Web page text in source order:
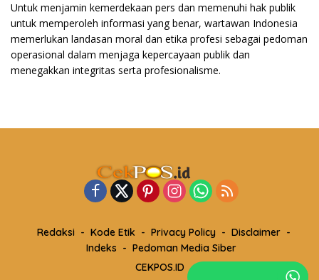
Untuk menjamin kemerdekaan pers dan memenuhi hak publik
untuk memperoleh informasi yang benar, wartawan Indonesia
memerlukan landasan moral dan etika profesi sebagai pedoman
operasional dalam menjaga kepercayaan publik dan
menegakkan integritas serta profesionalisme.
Redaksi Kode Etik Privacy Policy
Disclaimer
Indeks
Pedoman Media Siber
CEKPOS.ID